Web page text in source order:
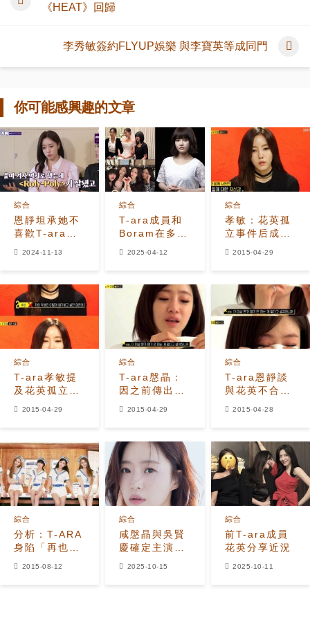
《HEAT》回歸
李秀敏簽約FLYUP娛樂 與李寶英等成同門
你可能感興趣的文章
恩靜坦承她不
喜歡T-ara的
綜合
2024-11-13
T-ara成員和
Boram在多年
綜合
2025-04-12
孝敏：花英孤
立事件后成員
綜合
2015-04-29
T-ara孝敏提
及花英孤立說
綜合
2015-04-29
T-ara慇晶：
因之前傳出的
綜合
2015-04-29
T-ara恩靜談
與花英不合委
綜合
2015-04-28
分析：T-ARA
身陷「再也紅
綜合
2015-08-12
咸慇晶與吳賢
慶確定主演
綜合
2025-10-15
前T-ara成員
花英分享近況
綜合
2025-10-11